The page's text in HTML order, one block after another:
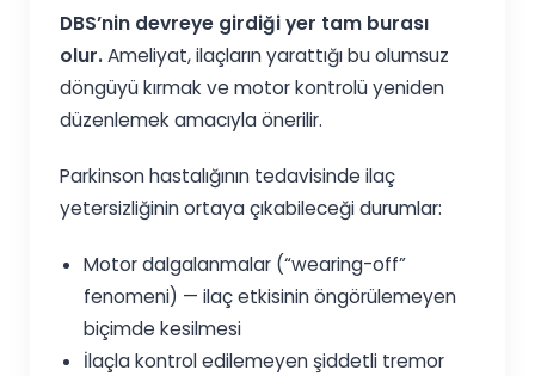
DBS’nin devreye girdiği yer tam burası
olur.Ameliyat, ilaçların yarattığı bu olumsuz
döngüyü kırmak ve motor kontrolü yeniden
düzenlemek amacıyla önerilir.
Parkinson hastalığının tedavisinde ilaç
yetersizliğinin ortaya çıkabileceği durumlar:
Motor dalgalanmalar (“wearing-off”
fenomeni) — ilaç etkisinin öngörülemeyen
biçimde kesilmesi
İlaçla kontrol edilemeyen şiddetli tremor